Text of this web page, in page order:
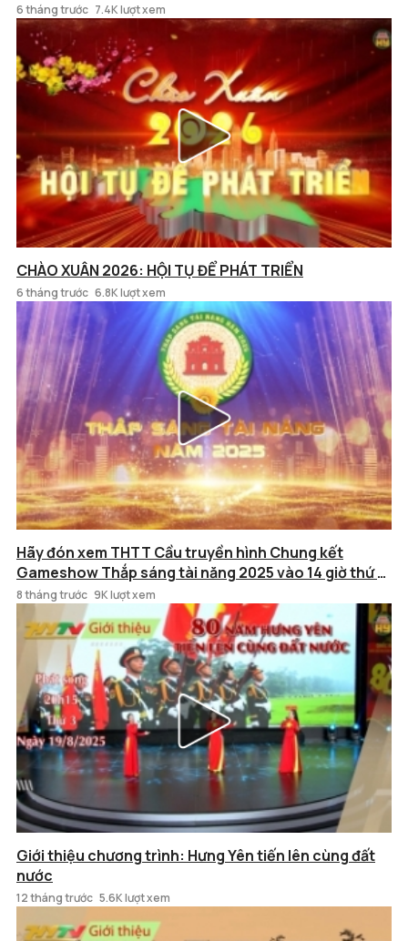
6 tháng trước 7.4K lượt xem
CHÀO XUÂN 2026: HỘI TỤ ĐỂ PHÁT TRIỂN
6 tháng trước 6.8K lượt xem
Hãy đón xem THTT Cầu truyền hình Chung kết
Gameshow Thắp sáng tài năng 2025 vào 14 giờ thứ 7,
ngày 13/12/2025, trên kênh Truyền hình và các nền
tảng số của Báo và PTTH Hưng Yên.
8 tháng trước 9K lượt xem
Giới thiệu chương trình: Hưng Yên tiến lên cùng đất
nước
12 tháng trước 5.6K lượt xem